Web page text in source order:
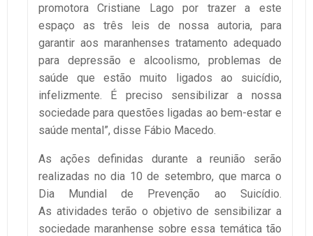
promotora Cristiane Lago por trazer a este
espaço as três leis de nossa autoria, para
garantir aos maranhenses tratamento adequado
para depressão e alcoolismo, problemas de
saúde que estão muito ligados ao suicídio,
infelizmente. É preciso sensibilizar a nossa
sociedade para questões ligadas ao bem-estar e
saúde mental”, disse Fábio Macedo.
As ações definidas durante a reunião serão
realizadas no dia 10 de setembro, que marca o
Dia Mundial de Prevenção ao Suicídio.
As atividades terão o objetivo de sensibilizar a
sociedade maranhense sobre essa temática tão